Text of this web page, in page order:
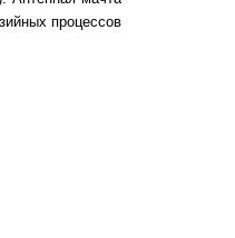
процессов